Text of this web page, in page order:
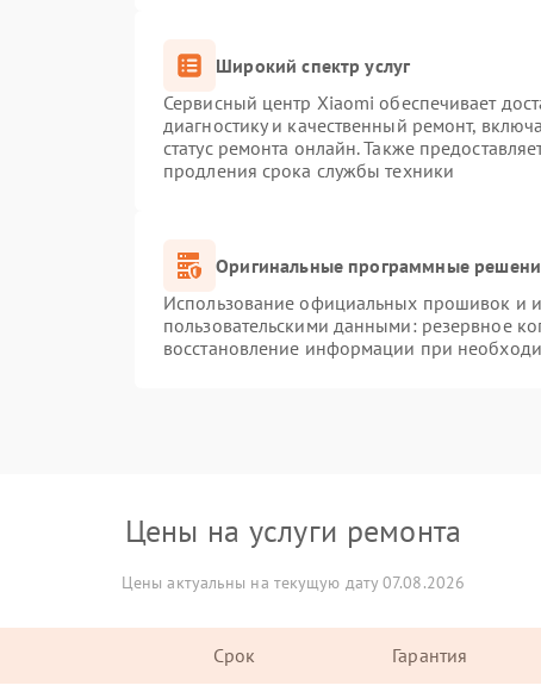
Широкий спектр услуг
Сервисный центр Xiaomi обеспечивает
диагностику и качественный ремонт,
статус ремонта онлайн. Также
продления срока службы техники
Оригинальные программные
Использование официальных прошивок и
пользовательскими данными: резервное
восстановление информации при
Цены на услуги ремонта
Цены актуальны на текущую дату 07.08.2026
Срок Гарантия